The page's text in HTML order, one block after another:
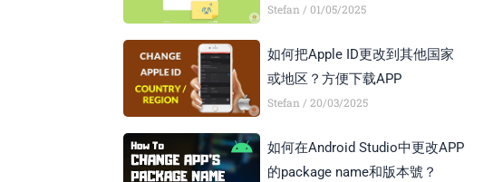
怎么办？
Stefan 01/05/2025
如何把Apple ID更改到其他国家
或地区？方便下载APP
Stefan 20/03/2025
如何在Android Studio中更改APP
的package name和版本號？